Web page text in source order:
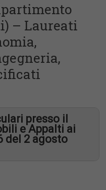
– Laureati
presso il
e Appalti ai
del 2 agosto